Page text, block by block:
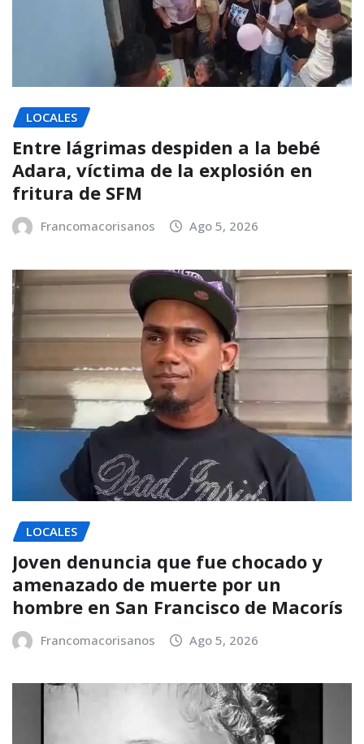
LOCALES
Entre lágrimas despiden a la bebé
Adara, víctima de la explosión en
fritura de SFM
Francomacorisanos Ago 5, 2026
LOCALES
Joven denuncia que fue chocado y
amenazado de muerte por un
hombre en San Francisco de Macorís
Francomacorisanos Ago 5, 2026